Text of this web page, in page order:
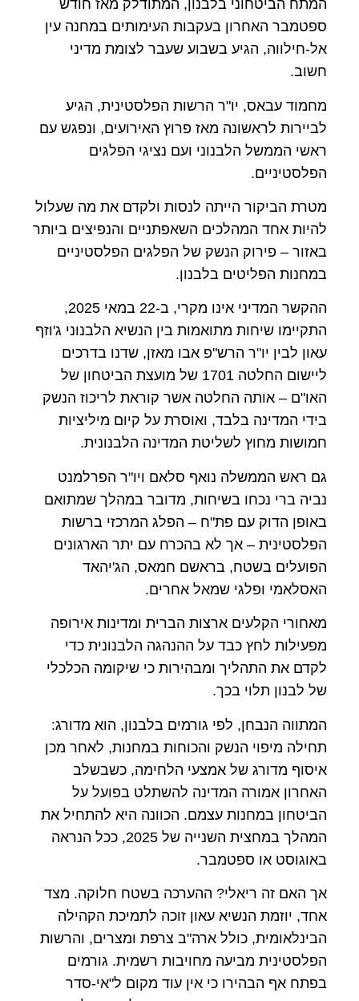
המתח הביטחוני בלבנון, המתודלק מאז חודש
ספטמבר האחרון בעקבות העימותים במחנה עין
אל-חילווה, הגיע בשבוע שעבר לצומת מדיני
חשוב.
מחמוד עבאס, יו"ר הרשות הפלסטינית, הגיע
לביירות לראשונה מאז פרוץ האירועים, ונפגש עם
ראשי הממשל הלבנוני ועם נציגי הפלגים
הפלסטיניים.
מטרת הביקור הייתה לנסות ולקדם את מה שעלול
להיות אחד המהלכים השאפתניים והנפיצים ביותר
באזור – פירוק הנשק של הפלגים הפלסטיניים
במחנות הפליטים בלבנון.
ההקשר המדיני אינו מקרי, ב-22 במאי 2025,
התקיימו שיחות מתואמות בין הנשיא הלבנוני ג'וזף
עאון לבין יו"ר הרש"פ אבו מאזן, שדנו בדרכים
ליישום החלטה 1701 של מועצת הביטחון של
האו"ם – אותה החלטה אשר קוראת לריכוז הנשק
בידי המדינה בלבד, ואוסרת על קיום מיליציות
חמושות מחוץ לשליטת המדינה הלבנונית.
גם ראש הממשלה נואף סלאם ויו"ר הפרלמנט
נביה ברי נכחו בשיחות, מדובר במהלך שמתואם
באופן הדוק עם פת"ח – הפלג המרכזי ברשות
הפלסטינית – אך לא בהכרח עם יתר הארגונים
הפועלים בשטח, בראשם חמאס, הג'יהאד
האסלאמי ופלגי שמאל אחרים.
מאחורי הקלעים ארצות הברית ומדינות אירופה
מפעילות לחץ כבד על ההנהגה הלבנונית כדי
לקדם את התהליך ומבהירות כי שיקומה הכלכלי
של לבנון תלוי בכך.
המתווה הנבחן, לפי גורמים בלבנון, הוא מדורג:
תחילה מיפוי הנשק והכוחות במחנות, לאחר מכן
איסוף מדורג של אמצעי הלחימה, כשבשלב
האחרון אמורה המדינה להשתלט בפועל על
הביטחון במחנות עצמם. הכוונה היא להתחיל את
המהלך במחצית השנייה של 2025, ככל הנראה
באוגוסט או ספטמבר.
אך האם זה ריאלי? ההערכה בשטח חלוקה. מצד
אחד, יוזמת הנשיא עאון זוכה לתמיכת הקהילה
הבינלאומית, כולל ארה"ב צרפת ומצרים, והרשות
הפלסטינית מביעה מחויבות רשמית. גורמים
בפתח אף הבהירו כי אין עוד מקום ל"אי-סדר